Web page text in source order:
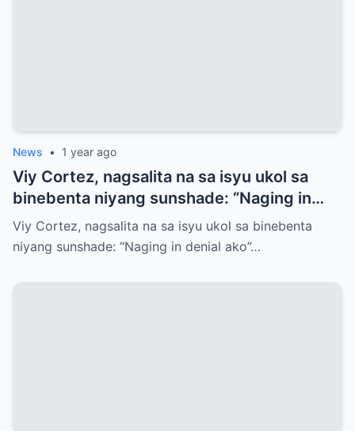
News • 1 year ago
Viy Cortez, nagsalita na sa isyu ukol sa
binebenta niyang sunshade: “Naging in
denial ako”
Viy Cortez, nagsalita na sa isyu ukol sa binebenta
niyang sunshade: “Naging in denial ako”…